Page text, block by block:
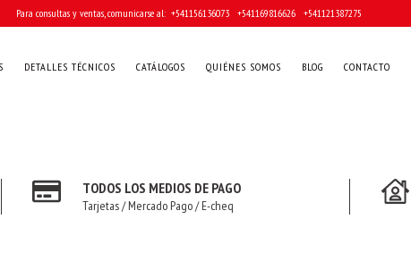
Para consultas y ventas, comunicarse al: ‎ +541156136073 ‎ ‎ +541169816626 ‎ ‎ +541121387275
DETALLES TÉCNICOS CATÁLOGOS QUIÉNES SOMOS BLOG CONTACTO
TODOS LOS MEDIOS DE PAGO
Tarjetas / Mercado Pago / E-cheq